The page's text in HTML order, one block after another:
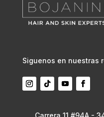
Siguenos en nuestras
Carrera 11 #94A -